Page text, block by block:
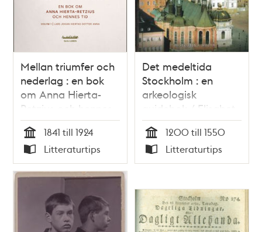
Mellan triumfer och
nederlag : en bok
om Anna Hierta-
Retzius och hennes
tid. Volym 1. Lars
Johan Hiertas
dotter Anna /
Gerda Helena
Lindskog
Tid
1841 till 1924
Typ
Litteraturtips
Det medeltida
Stockholm : en
arkeologisk
guidebok / Elisabet
Regner
Tid
1200 till 1550
Typ
Litteraturtips